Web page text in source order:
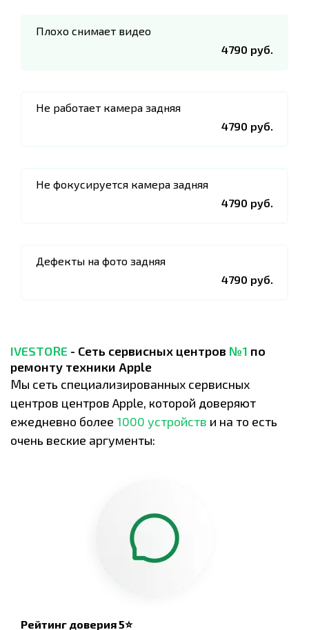
Плохо снимает видео
4790 руб.
Не работает камера задняя
4790 руб.
Не фокусируется камера задняя
4790 руб.
Дефекты на фото задняя
4790 руб.
IVESTORE - Сеть сервисных центров №1 по
ремонту техники Apple
Мы сеть специализированных сервисных
центров центров Apple, которой доверяют
ежедневно более 1000 устройств и на то есть
очень веские аргументы:
Рейтинг доверия 5⭐